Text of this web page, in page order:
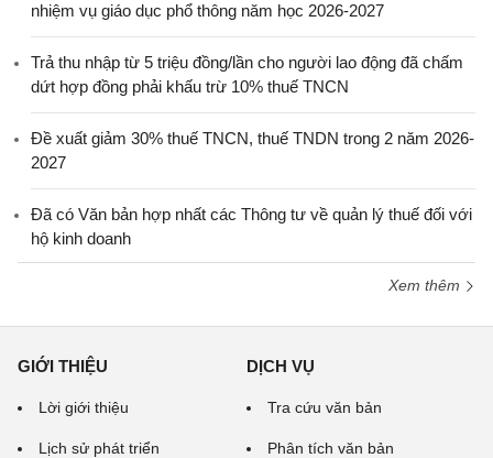
nhiệm vụ giáo dục phổ thông năm học 2026-2027
Trả thu nhập từ 5 triệu đồng/lần cho người lao động đã chấm
dứt hợp đồng phải khấu trừ 10% thuế TNCN
Đề xuất giảm 30% thuế TNCN, thuế TNDN trong 2 năm 2026-
2027
Đã có Văn bản hợp nhất các Thông tư về quản lý thuế đối với
hộ kinh doanh
Xem thêm
GIỚI THIỆU
Lời giới thiệu
Lịch sử phát triển
DỊCH VỤ
Tra cứu văn bản
Phân tích văn bản